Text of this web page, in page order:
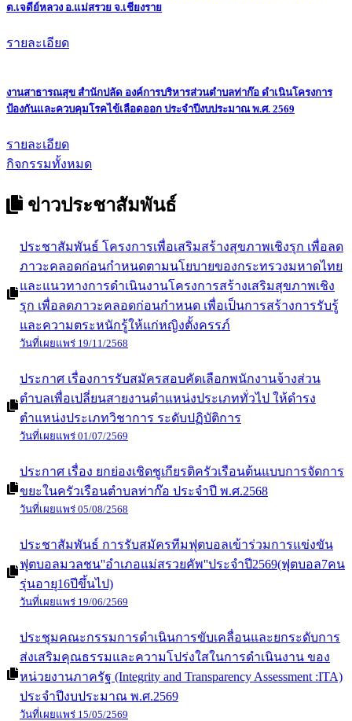
ต.เจดีย์หลวง อ.แม่สรวย จ.เชียงราย
รายละเอียด
งานสาธารณสุข สำนักปลัด องค์การบริหารส่วนตำบลท่าก๊อ ดำเนินโครงการ
ป้องกันและควบคุมโรคไข้เลือดออก ประจำปีงบประมาณ พ.ศ. 2569
รายละเอียด
กิจกรรมทั้งหมด
ข่าวประชาสัมพันธ์
ประชาสัมพันธ์ โครงการเพื่อเสริมสร้างสุขภาพเชิงรุก เพื่อลด
ภาวะคลอดก่อนกำหนดตามนโยบายของกระทรวงมหาดไทย
และแนวทางการดำเนินงานโครงการสร้างเสริมสุขภาพเชิง
รุก เพื่อลดภาวะคลอดก่อนกำหนด เพื่อเป็นการสร้างการรับรู้
และความตระหนักรู้ให้แก่หญิงตั้งครรภ์
วันที่เผยแพร่ 19/11/2568
ประกาศ เรื่องการรับสมัครสอบคัดเลือกพนักงานจ้างส่วน
ตำบลเพื่อเปลี่ยนสายงานตำแหน่งประเภททั่วไป ให้ดำรง
ตำแหน่งประเภทวิชาการ ระดับปฏิบัติการ
วันที่เผยแพร่ 01/07/2569
ประกาศ เรื่อง ยกย่องเชิดชูเกียรติครัวเรือนต้นแบบการจัดการ